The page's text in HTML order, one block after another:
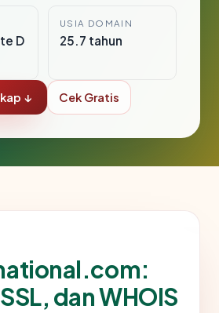
D
USIA DOMAIN
25.7 tahun
↓ Cek Gratis
dan WHOIS